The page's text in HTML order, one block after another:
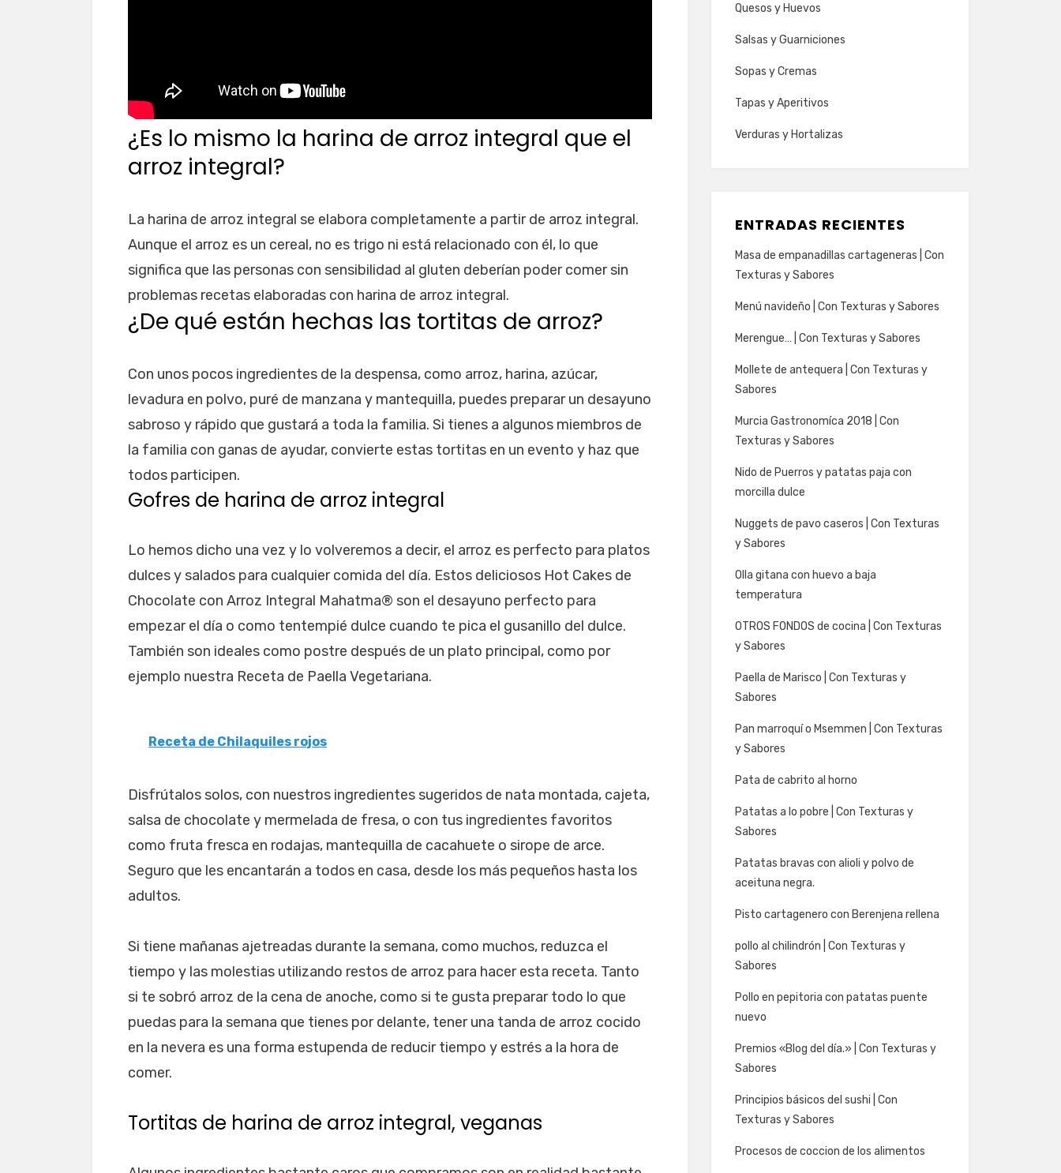
¿Es lo mismo la harina de arroz integral que el
arroz integral?
La harina de arroz integral se elabora completamente a partir de arroz integral.
Aunque el arroz es un cereal, no es trigo ni está relacionado con él, lo que
significa que las personas con sensibilidad al gluten deberían poder comer sin
problemas recetas elaboradas con harina de arroz integral.
¿De qué están hechas las tortitas de arroz?
Con unos pocos ingredientes de la despensa, como arroz, harina, azúcar,
levadura en polvo, puré de manzana y mantequilla, puedes preparar un desayuno
sabroso y rápido que gustará a toda la familia. Si tienes a algunos miembros de
la familia con ganas de ayudar, convierte estas tortitas en un evento y haz que
todos participen.
Gofres de harina de arroz integral
Lo hemos dicho una vez y lo volveremos a decir, el arroz es perfecto para platos
dulces y salados para cualquier comida del día. Estos deliciosos Hot Cakes de
Chocolate con Arroz Integral Mahatma® son el desayuno perfecto para
empezar el día o como tentempié dulce cuando te pica el gusanillo del dulce.
También son ideales como postre después de un plato principal, como por
ejemplo nuestra Receta de Paella Vegetariana.
Receta de Chilaquiles rojos
Disfrútalos solos, con nuestros ingredientes sugeridos de nata montada, cajeta,
salsa de chocolate y mermelada de fresa, o con tus ingredientes favoritos
como fruta fresca en rodajas, mantequilla de cacahuete o sirope de arce.
Seguro que les encantarán a todos en casa, desde los más pequeños hasta los
adultos.
Si tiene mañanas ajetreadas durante la semana, como muchos, reduzca el
tiempo y las molestias utilizando restos de arroz para hacer esta receta. Tanto
si te sobró arroz de la cena de anoche, como si te gusta preparar todo lo que
puedas para la semana que tienes por delante, tener una tanda de arroz cocido
en la nevera es una forma estupenda de reducir tiempo y estrés a la hora de
comer.
Tortitas de harina de arroz integral, veganas
Quesos y Huevos
Salsas y Guarniciones
Sopas y Cremas
Tapas y Aperitivos
Verduras y Hortalizas
ENTRADAS RECIENTES
Masa de empanadillas cartageneras | Con
Texturas y Sabores
Menú navideño | Con Texturas y Sabores
Merengue… | Con Texturas y Sabores
Mollete de antequera | Con Texturas y
Sabores
Murcia Gastronomíca 2018 | Con
Texturas y Sabores
Nido de Puerros y patatas paja con
morcilla dulce
Nuggets de pavo caseros | Con Texturas
y Sabores
Olla gitana con huevo a baja
temperatura
OTROS FONDOS de cocina | Con Texturas
y Sabores
Paella de Marisco | Con Texturas y
Sabores
Pan marroquí o Msemmen | Con Texturas
y Sabores
Pata de cabrito al horno
Patatas a lo pobre | Con Texturas y
Sabores
Patatas bravas con alioli y polvo de
aceituna negra.
Pisto cartagenero con Berenjena rellena
pollo al chilindrón | Con Texturas y
Sabores
Pollo en pepitoria con patatas puente
nuevo
Premios «Blog del día.» | Con Texturas y
Sabores
Principios básicos del sushi | Con
Texturas y Sabores
Procesos de coccion de los alimentos